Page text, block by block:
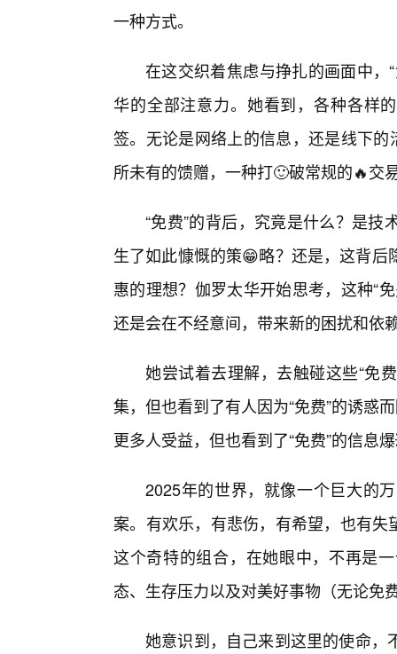
一种方式。
在这交织着焦虑与挣扎的画面中，
华的全部注意力。她看到，各种各样
签。无论是网络上的信息，还是线下
所未有的馈赠，一种打🙂破常规的🔥交
“免费”的背后，究竟是什么？是
生了如此慷慨的策😁略？还是，这背
惠的理想？伽罗太华开始思考，这种“
还是会在不经意间，带来新的困扰和依
她尝试着去理解，去触碰这些“免
集，但也看到了有人因为“免费”的诱惑
更多人受益，但也看到了“免费”的信息
2025年的世界，就像一个巨大的
案。有欢乐，有悲伤，有希望，也有失
这个奇特的组合，在她眼中，不再是
态、生存压力以及对美好事物（无论免
她意识到，自己来到这里的使命，